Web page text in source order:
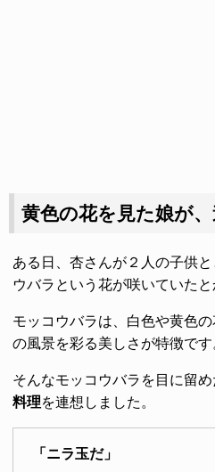
黄色の花を見た娘が
ある日、杏さんが２人の子供
ウバラという花が咲いていたと
モッコウバラは、白色や黄色
の風景を彩る美しさが特徴です
そんなモッコウバラを目に留
料理を連想しました。
「ニラ玉だ」